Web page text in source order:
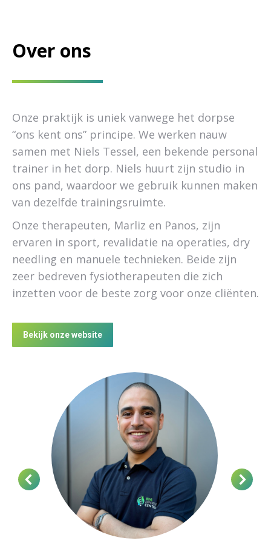
Over ons
Onze praktijk is uniek vanwege het dorpse
“ons kent ons” principe. We werken nauw
samen met Niels Tessel, een bekende personal
trainer in het dorp. Niels huurt zijn studio in
ons pand, waardoor we gebruik kunnen maken
van dezelfde trainingsruimte.
Onze therapeuten, Marliz en Panos, zijn
ervaren in sport, revalidatie na operaties, dry
needling en manuele technieken. Beide zijn
zeer bedreven fysiotherapeuten die zich
inzetten voor de beste zorg voor onze cliënten.
Bekijk onze website